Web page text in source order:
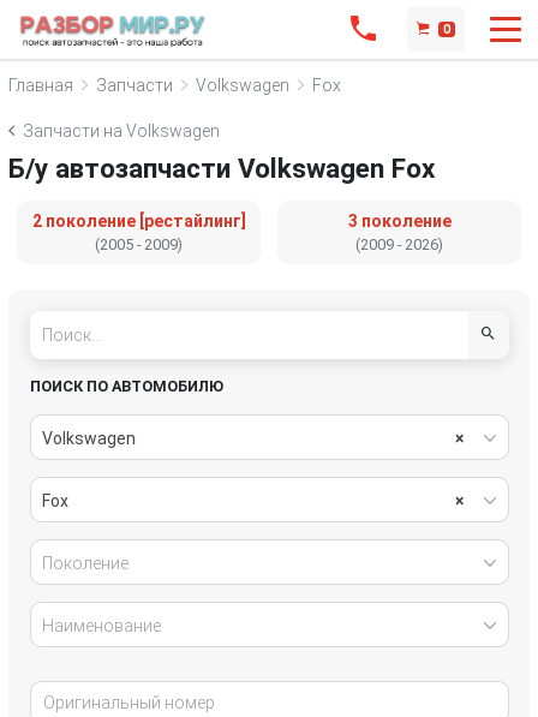
0
Главная Запчасти Volkswagen Fox
Запчасти на Volkswagen
Б/у автозапчасти Volkswagen Fox
2 поколение [рестайлинг]
(2005 - 2009)
3 поколение
(2009 - 2026)
ПОИСК ПО АВТОМОБИЛЮ
×
Volkswagen
×
Fox
Поколение
Наименование